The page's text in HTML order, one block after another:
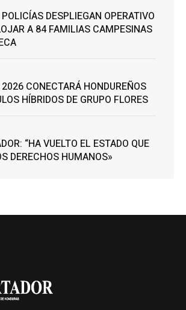
DESPLIEGAN OPERATIVO
A 84 FAMILIAS CAMPESINAS
CONECTARÁ HONDUREÑOS
HÍBRIDOS DE GRUPO FLORES
“HA VUELTO EL ESTADO QUE
DERECHOS HUMANOS»